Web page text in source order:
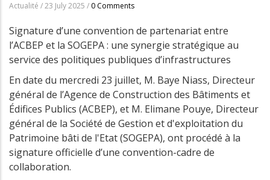
Actualité /23 July 2025 / 0 Comments
Signature d’une convention de partenariat entre
l’ACBEP et la SOGEPA : une synergie stratégique au
service des politiques publiques d’infrastructures
En date du mercredi 23 juillet, M. Baye Niass, Directeur
général de l’Agence de Construction des Bâtiments et
Édifices Publics (ACBEP), et M. Elimane Pouye, Directeur
général de la Société de Gestion et d'exploitation du
Patrimoine bâti de l'Etat (SOGEPA), ont procédé à la
signature officielle d’une convention-cadre de
collaboration.